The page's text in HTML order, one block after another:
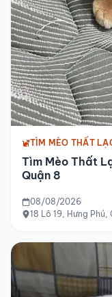
TÌM MÈO THẤT
Tìm Mèo Thất
Quận 8
08/08/2026
18 Lô 19, Hưng